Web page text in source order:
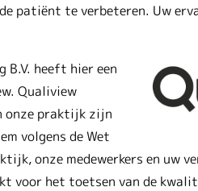
patiënt te verbeteren. Uw
B.V. heeft hier een
Qualiview
onze praktijk zijn
volgens de Wet
onze medewerkers en uw
voor het toetsen van de